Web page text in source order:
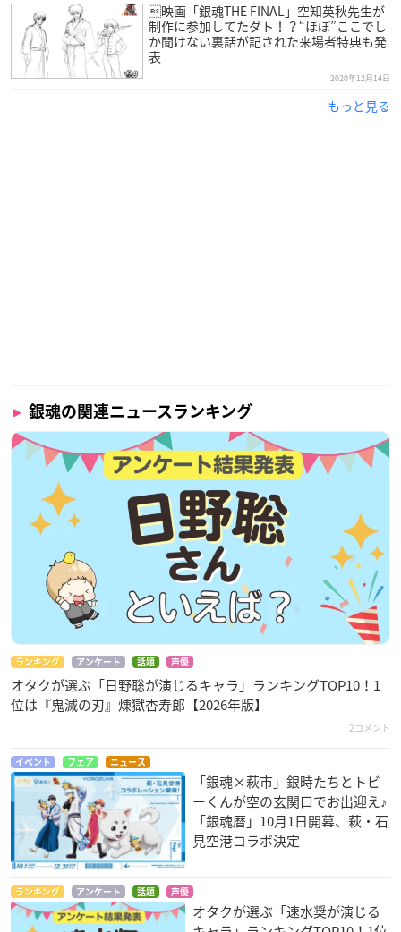
映画「銀魂THE FINAL」空知英秋先生が
制作に参加してたダト！？“ほぼ”ここでし
か聞けない裏話が記された来場者特典も発
表
2020年12月14日
もっと見る
銀魂の関連ニュースランキング
ランキング アンケート 話題 声優
オタクが選ぶ「日野聡が演じるキャラ」ランキングTOP10！1
位は『鬼滅の刃』煉󠄁獄杏寿郎【2026年版】
2コメント
イベント フェア ニュース
「銀魂×萩市」銀時たちとトビ
ーくんが空の玄関口でお出迎え♪
「銀魂暦」10月1日開幕、萩・石
見空港コラボ決定
ランキング アンケート 話題 声優
オタクが選ぶ「速水奨が演じる